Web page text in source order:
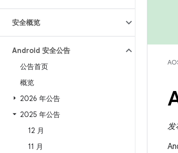
安全概览
Android 安全公告
公告首页
概览
2026 年公告
2025 年公告
12 月
11 月
发